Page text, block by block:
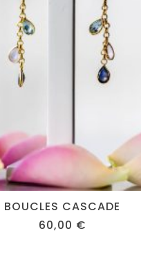
BOUCLES CASCADE
60,00 €